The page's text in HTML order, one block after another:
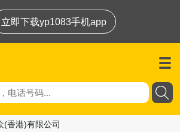
立即下载yp1083手机app
(香港)有限公司